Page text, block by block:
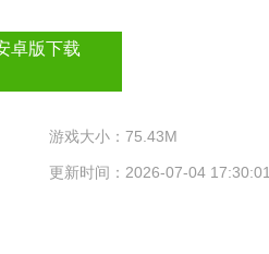
卓版下载
游戏大小：75.43M
更新时间：2026-07-04 17:30:01